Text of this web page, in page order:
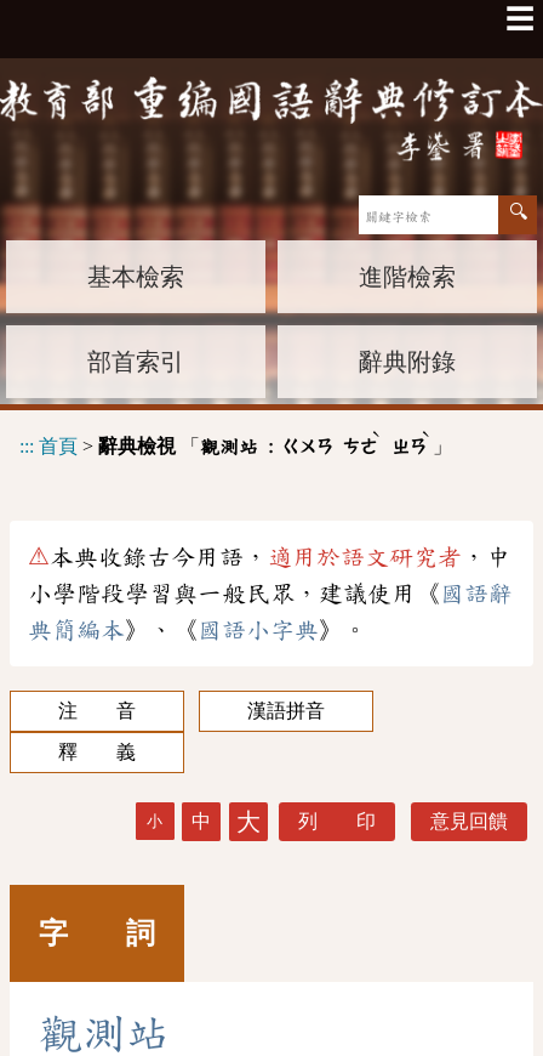
☰
基本檢索 進階檢索
部首索引 辭典附錄
::: 首頁 > 辭典檢視「 觀測站 : ㄍㄨㄢ ㄘㄜ
ˋ
ㄓㄢ
ˋ
」
⚠本典收錄古今用語， 適用於語文研究者 ，中
小學階段學習與一般民眾，建議使用《 國語辭
典簡編本》、《 國語小字典》。
注 音
漢語拼音
釋 義
小 中 大 列 印 意見回饋
字 詞
觀測站